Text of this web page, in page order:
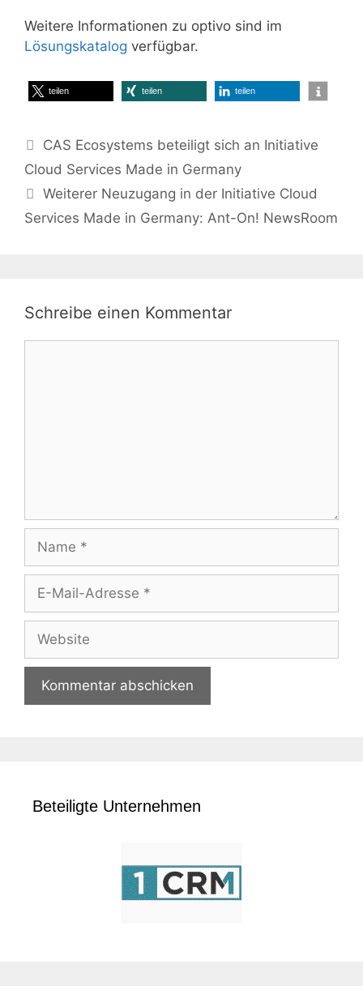
Weitere Informationen zu optivo sind im
Lösungskatalog verfügbar.
teilen teilen teilen
CAS Ecosystems beteiligt sich an Initiative
Cloud Services Made in Germany
Weiterer Neuzugang in der Initiative Cloud
Services Made in Germany: Ant-On! NewsRoom
Schreibe einen Kommentar
Name
Adresse
Website
Beteiligte Unternehmen